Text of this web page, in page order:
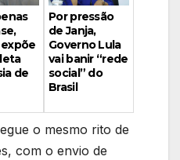
de
Por pressão
de Janja,
Governo Lula
vai banir “rede
social” do
Brasil
o mesmo rito de
com o envio de